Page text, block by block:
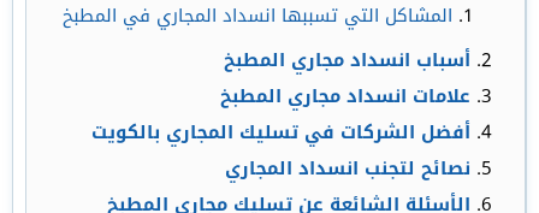
المشاكل التي تسببها انسداد المجاري في المطبخ
أسباب انسداد مجاري المطبخ
علامات انسداد مجاري المطبخ
أفضل الشركات في تسليك المجاري بالكويت
نصائح لتجنب انسداد المجاري
الأسئلة الشائعة عن تسليك مجاري المطبخ